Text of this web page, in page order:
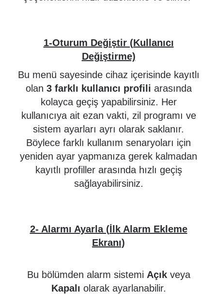
1-Oturum Değiştir (Kullanıcı
Değiştirme)
Bu menü sayesinde cihaz içerisinde kayıtlı
olan 3 farklı kullanıcı profili arasında
kolayca geçiş yapabilirsiniz. Her
kullanıcıya ait ezan vakti, zil programı ve
sistem ayarları ayrı olarak saklanır.
Böylece farklı kullanım senaryoları için
yeniden ayar yapmanıza gerek kalmadan
kayıtlı profiller arasında hızlı geçiş
sağlayabilirsiniz.
2- Alarmı Ayarla (İlk Alarm Ekleme
Ekranı)
Bu bölümden alarm sistemi Açıkveya
Kapalı olarak ayarlanabilir.